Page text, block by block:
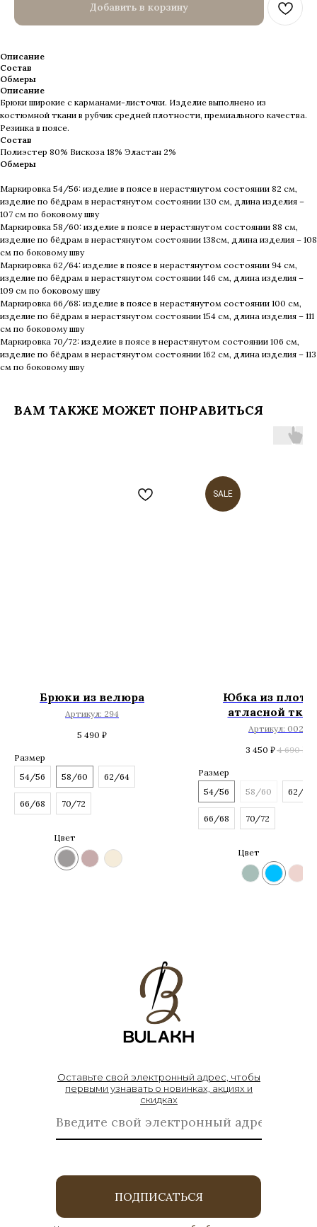
Добавить в корзину
Описание
Состав
Обмеры
Описание
Брюки широкие с карманами-листочки. Изделие выполнено из
костюмной ткани в рубчик средней плотности, премиального качества.
Резинка в поясе.
Состав
Полиэстер 80% Вискоза 18% Эластан 2%
Обмеры
Маркировка 54/56: изделие в поясе в нерастянутом состоянии 82 см,
изделие по бёдрам в нерастянутом состоянии 130 см, длина изделия –
107 см по боковому шву
Маркировка 58/60: изделие в поясе в нерастянутом состоянии 88 см,
изделие по бёдрам в нерастянутом состоянии 138см, длина изделия – 108
см по боковому шву
Маркировка 62/64: изделие в поясе в нерастянутом состоянии 94 см,
изделие по бёдрам в нерастянутом состоянии 146 см, длина изделия –
109 см по боковому шву
Маркировка 66/68: изделие в поясе в нерастянутом состоянии 100 см,
изделие по бёдрам в нерастянутом состоянии 154 см, длина изделия – 111
см по боковому шву
Маркировка 70/72: изделие в поясе в нерастянутом состоянии 106 см,
изделие по бёдрам в нерастянутом состоянии 162 см, длина изделия – 113
см по боковому шву
ВАМ ТАКЖЕ МОЖЕТ ПОНРАВИТЬСЯ
Брюки из велюра
Артикул: 294
5 490 ₽
Размер
54/56
58/60 62/64
66/68 70/72
Цвет
SALE
Юбка из
атласной
Артикул: 002
3 450 ₽ 4 690 ₽
Размер
54/56
58/60 62/64
66/68 70/72
Цвет
Оставьте свой электронный адрес, чтобы
первыми узнавать о новинках, акциях и
скидках
ПОДПИСАТЬСЯ